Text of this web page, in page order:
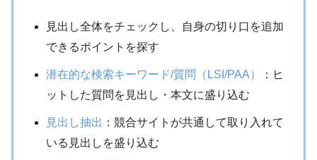
見出し全体をチェックし、自身の切り口を追加
できるポイントを探す
潜在的な検索キーワード/質問（LSI/PAA）
：ヒ
ットした質問を見出し・本文に盛り込む
見出し抽出 ：競合サイトが共通して取り入れて
いる見出しを盛り込む